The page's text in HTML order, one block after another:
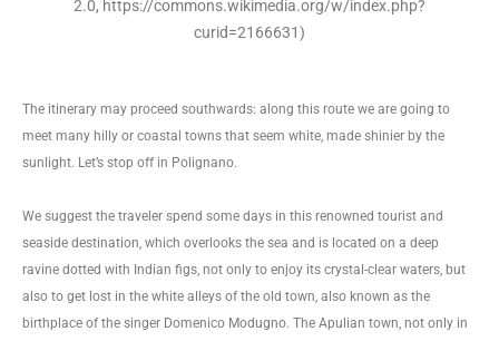
2.0, https://commons.wikimedia.org/w/index.php?
curid=2166631)
The itinerary may proceed southwards: along this route we are going to
meet many hilly or coastal towns that seem white, made shinier by the
sunlight. Let’s stop off in Polignano.
We suggest the traveler spend some days in this renowned tourist and
seaside destination, which overlooks the sea and is located on a deep
ravine dotted with Indian figs, not only to enjoy its crystal-clear waters, but
also to get lost in the white alleys of the old town, also known as the
birthplace of the singer Domenico Modugno. The Apulian town, not only in